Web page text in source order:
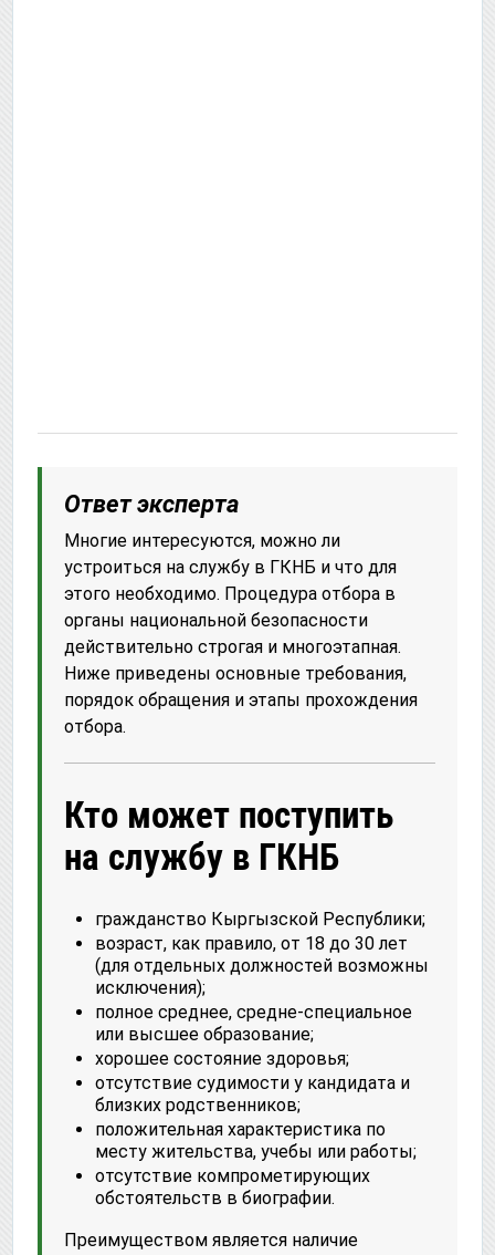
Ответ эксперта
Многие интересуются, можно ли
устроиться на службу в ГКНБ и что для
этого необходимо. Процедура отбора в
органы национальной безопасности
действительно строгая и многоэтапная.
Ниже приведены основные требования,
порядок обращения и этапы прохождения
отбора.
Кто может поступить
на службу в ГКНБ
гражданство Кыргызской Республики;
возраст, как правило, от 18 до 30 лет
(для отдельных должностей возможны
исключения);
полное среднее, средне-специальное
или высшее образование;
хорошее состояние здоровья;
отсутствие судимости у кандидата и
близких родственников;
положительная характеристика по
месту жительства, учебы или работы;
отсутствие компрометирующих
обстоятельств в биографии.
Преимуществом является наличие